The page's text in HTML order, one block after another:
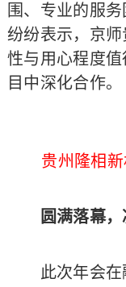
围、专业的服
纷纷表示，京
性与用心程度
目中深化合作。
贵州隆相
圆满落幕
此次年会在